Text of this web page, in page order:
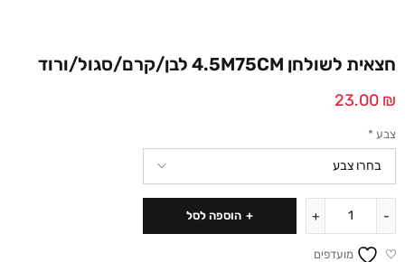
חצאית לשולחן 4.5M75CM לבן/קרם/סגול/ורוד
23.00 ₪
צבע *
הוספה לסל
מועדפים